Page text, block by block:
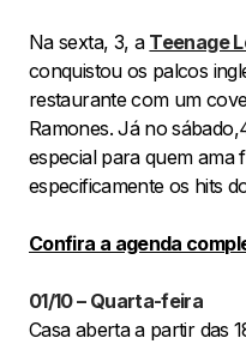
Na sexta, 3, a Teenage
conquistou os palcos
restaurante com um
Ramones. Já no
especial para quem ama
especificamente os hits
Confira a agenda
01/10 – Quarta-feira
Casa aberta a partir das